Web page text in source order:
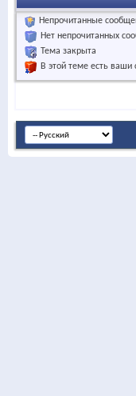
Непрочитанные
Нет непрочитанных
Тема закрыта
В этой теме есть ваши